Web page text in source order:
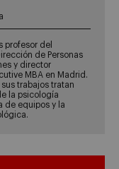
profesor del
de Personas
y director
MBA en Madrid.
trabajos tratan
la psicología
de equipos y la